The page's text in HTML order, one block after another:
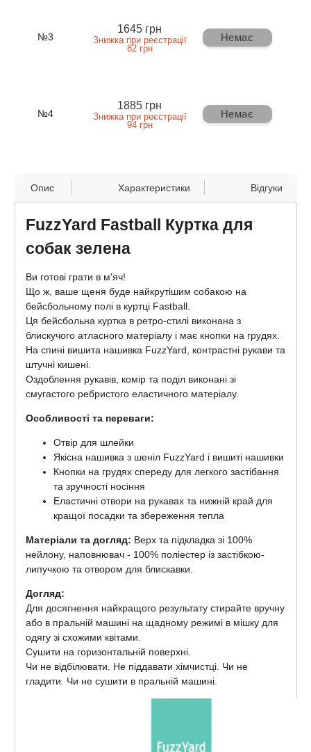
№3
1645 грн
Знижка при реєстрації
82 грн
Немає
№4
1885 грн
Знижка при реєстрації
94 грн
Немає
Опис Характеристики Відгуки
FuzzYard Fastball Куртка для
собак зелена
Ви готові грати в м'яч!
Що ж, ваше щеня буде найкрутішим собакою на
бейсбольному полі в куртці Fastball.
Ця бейсбольна куртка в ретро-стилі виконана з
блискучого атласного матеріалу і має кнопки на грудях.
На спині вишита нашивка FuzzYard, контрастні рукави та
штучні кишені.
Оздоблення рукавів, комір та поділ виконані зі
смугастого ребристого еластичного матеріалу.
Особливості та переваги:
Отвір для шлейки
Якісна нашивка з шеніл FuzzYard і вишиті нашивки
Кнопки на грудях спереду для легкого застібання
та зручності носіння
Еластичні отвори на рукавах та нижній край для
кращої посадки та збереження тепла
Матеріали та догляд: Верх та підкладка зі 100%
нейлону, наповнювач - 100% поліестер із застібкою-
липучкою та отвором для блискавки.
Догляд:
Для досягнення найкращого результату стирайте вручну
або в пральній машині на щадному режимі в мішку для
одягу зі схожими квітами.
Сушити на горизонтальній поверхні.
Чи не відбілювати. Не піддавати хімчистці. Чи не
гладити. Чи не сушити в пральній машині.